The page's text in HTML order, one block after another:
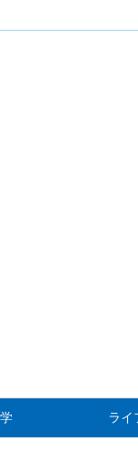
ライ